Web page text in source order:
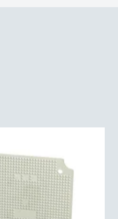
:
:UL 94 V0
(IEC 60695):